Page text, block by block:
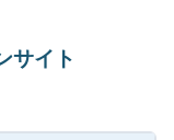
サイト